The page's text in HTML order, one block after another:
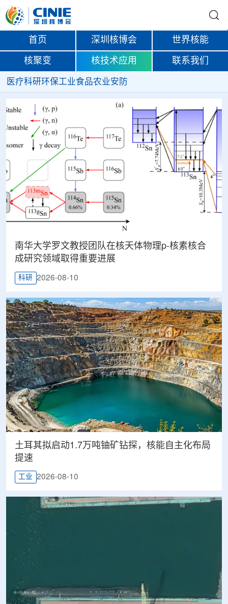
首页 深圳核博会 世界核能
核聚变 核技术应用 联系我们
医疗科研环保工业食品农业安防
南华大学罗文教授团队在核天体物理p-核素核合
成研究领域取得重要进展
科研 2026-08-10
土耳其拟启动1.7万吨铀矿钻探，核能自主化布局
提速
工业 2026-08-10